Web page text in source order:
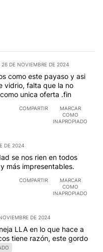
26 DE NOVIEMBRE DE 2024
como este payaso y asi
vidrio, falta que la no
unica oferta .fin
COMPARTIR
MARCAR
COMO
INAPROPIADO
DE 2024
se nos rien en todos
más impresentables.
COMPARTIR
MARCAR
COMO
INAPROPIADO
DE 2024
LLA en lo que hace a
tiene razón, este gordo